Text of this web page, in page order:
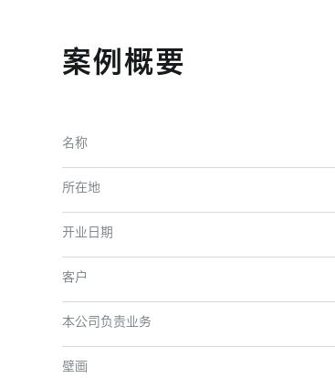
案例概要
名称
所在地
开业日期
客户
本公司负责业务
壁画